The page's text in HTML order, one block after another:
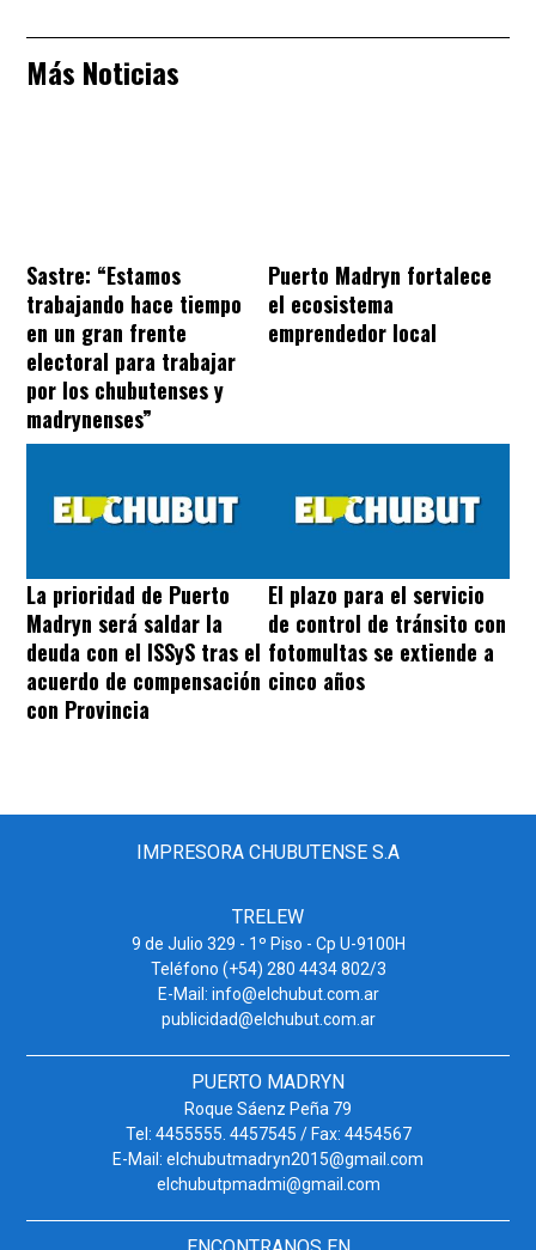
Más Noticias
Sastre: “Estamos
trabajando hace tiempo
en un gran frente
electoral para trabajar
por los chubutenses y
madrynenses”
Puerto Madryn fortalece
el ecosistema
emprendedor local
La prioridad de Puerto
Madryn será saldar la
deuda con el ISSyS tras el
acuerdo de compensación
con Provincia
El plazo para el servicio
de control de tránsito con
fotomultas se extiende a
cinco años
IMPRESORA CHUBUTENSE S.A
TRELEW
9 de Julio 329 - 1º Piso - Cp U-9100H
Teléfono (+54) 280 4434 802/3
E-Mail: info@elchubut.com.ar
publicidad@elchubut.com.ar
PUERTO MADRYN
Roque Sáenz Peña 79
Tel: 4455555. 4457545 / Fax: 4454567
E-Mail: elchubutmadryn2015@gmail.com
elchubutpmadmi@gmail.com